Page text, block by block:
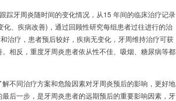
踪牙周炎随时间的变化情况，从15 年间的临床治疗记录
、疾病改善)，通过回顾性研究每组患者过往进行的治
治疗，患者预后较好，疾病无变化，牙周维持治疗可获
相反，重度牙周炎患者依从性不佳、吸烟、糖尿病等都
不同治疗方案和危险因素对牙周炎预后的影响，更好地
后一步，是牙周炎患者的远期预后的重要影响因素，牙